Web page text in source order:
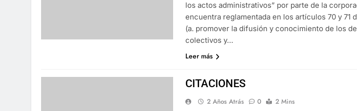
los actos administrativos” por parte de la
encuentra reglamentada en los artículos 70 y 71
(a. promover la difusión y conocimiento de los
colectivos y…
Leer más
CITACIONES
2 Años Atrás 0
2 Mins